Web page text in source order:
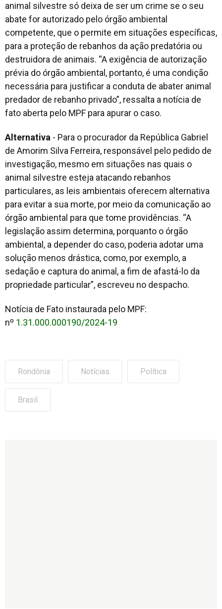
animal silvestre só deixa de ser um crime se o seu
abate for autorizado pelo órgão ambiental
competente, que o permite em situações específicas,
para a proteção de rebanhos da ação predatória ou
destruidora de animais. “A exigência de autorização
prévia do órgão ambiental, portanto, é uma condição
necessária para justificar a conduta de abater animal
predador de rebanho privado”, ressalta a notícia de
fato aberta pelo MPF para apurar o caso.
Alternativa - Para o procurador da República Gabriel
de Amorim Silva Ferreira, responsável pelo pedido de
investigação, mesmo em situações nas quais o
animal silvestre esteja atacando rebanhos
particulares, as leis ambientais oferecem alternativa
para evitar a sua morte, por meio da comunicação ao
órgão ambiental para que tome providências. “A
legislação assim determina, porquanto o órgão
ambiental, a depender do caso, poderia adotar uma
solução menos drástica, como, por exemplo, a
sedação e captura do animal, a fim de afastá-lo da
propriedade particular”, escreveu no despacho.
Notícia de Fato instaurada pelo MPF:
nº 1.31.000.000190/2024-19
Rondônia Notícias Política
Brasil